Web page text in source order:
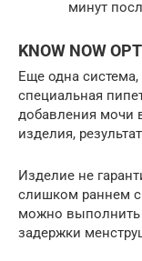
минут
KNOW NOW
Еще одна
специальная
добавления мочи
изделия,
Изделие не
слишком раннем
можно выполнить
задержки